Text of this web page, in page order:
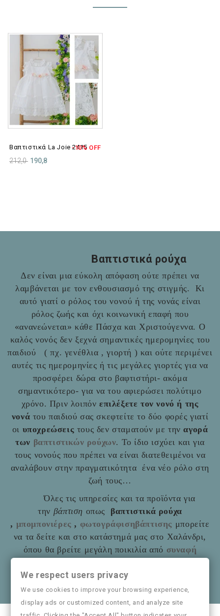
Βαπτιστικά La Joie 2415
212,0
-10% OFF
190,8
Βαπτιστικά ρούχα
Δεν είναι μια εύκολη απόφαση ούτε πρέπει να
λαμβάνεται με τον ενθουσιασμό της στιγμής. Κι
αυτό γιατί ο ρόλος του νονού ή της νονάς είναι
ρόλος ζωής και όχι κοινωνική επαφή που
«ανανεώνεται» κάθε Πάσχα και Χριστούγεννα. Ο
καλός νονός δεν ξεχνά σημαντικές ημερομηνίες του
παιδιού ( πχ. γενέθλια , γιορτή ) και ούτε περιμένει
αυτές τις ημερομηνίες ή τις μεγάλες γιορτές για να
προσφέρει δώρα στο βαφτιστήρι- ακόμα
σημαντικότερο- για να του αφιερώσει πολύτιμο
χρόνο. Πριν λοιπόν επιλέξετε τον νονό ή της
νονά του παιδιού σας σκεφτείτε το δύο φορές γιατί
οι υποχρεώσεις τους δεν σταματούν με τηναγορά
των βαπτιστικών ρούχων. Το ίδιο ισχύει και για
τους νονούς που πρέπει να είναι διατεθειμένοι να
αναλάβουν στην πραγματικότητα ένα νέο ρόλο στη
ζωή τους…
Όλες τις υπηρεσίες και τα προϊόντα για
την βάπτιση οπως
βαπτιστικά ρούχα
, μπομπονιέρες , φωτογράφισηβάπτισης μπορείτε
να τα δείτε και στο κατάστημά μας στο Χαλάνδρι,
όπου θα βρείτε μεγάλη ποικιλία από συναφή
Θα χαρούμε να τα πούμε και από κοντά
We respect users privacy
We use cookies to improve your browsing experience,
display ads or customized content, and analyze site